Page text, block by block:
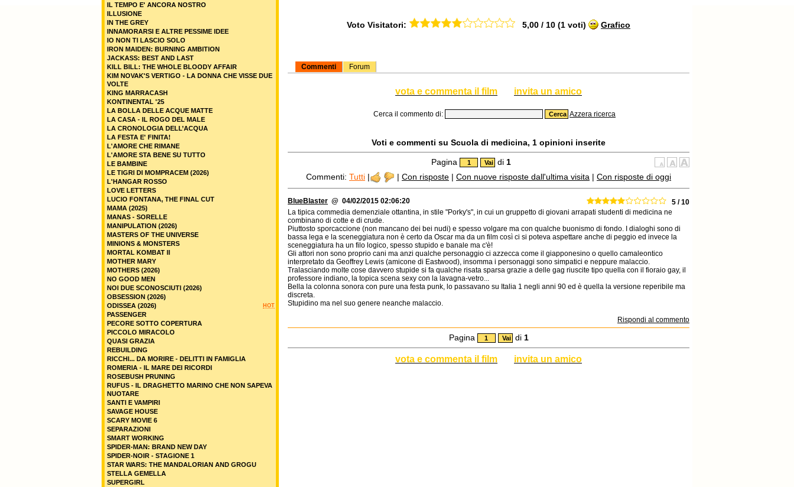
Voto Visitatori: 5,00 / 10 (1 voti) Grafico
Commenti Forum
vota e commenta il film invita un amico
Cerca il commento di: Azzera ricerca
Voti e commenti su Scuola di medicina, 1 opinioni inserite
Pagina di 1
Commenti: Tutti | | Con risposte | Con nuove risposte dall'ultima visita | Con risposte di oggi
BlueBlaster @ 04/02/2015 02:06:20
5 / 10
La tipica commedia demenziale ottantina, in stile "Porky's", in cui un gruppetto di giovani arrapati studenti di medicina ne
combinano di cotte e di crude.
Piuttosto sporcaccione (non mancano dei bei nudi) e spesso volgare ma con qualche buonismo di fondo. I dialoghi sono di
bassa lega e la sceneggiatura non è certo da Oscar ma da un film così ci si poteva aspettare anche di peggio ed invece la
sceneggiatura ha un filo logico, spesso stupido e banale ma c'è!
Gli attori non sono proprio cani ma anzi qualche personaggio ci azzecca come il giapponesino o quello camaleontico
interpretato da Geoffrey Lewis (amicone di Eastwood), insomma i personaggi sono simpatici e neppure malaccio.
Tralasciando molte cose davvero stupide si fa qualche risata sparsa grazie a delle gag riuscite tipo quella con il fioraio gay, il
professore indiano, la topica scena sexy con la lavagna-vetro...
Bella la colonna sonora con pure una festa punk, lo passavano su Italia 1 negli anni 90 ed è quella la versione reperibile ma
discreta.
Stupidino ma nel suo genere neanche malaccio.
Rispondi al commento
Pagina di 1
vota e commenta il film invita un amico
IL TEMPO E' ANCORA NOSTRO
ILLUSIONE
IN THE GREY
INNAMORARSI E ALTRE PESSIME IDEE
IO NON TI LASCIO SOLO
IRON MAIDEN: BURNING AMBITION
JACKASS: BEST AND LAST
KILL BILL: THE WHOLE BLOODY AFFAIR
KIM NOVAK'S VERTIGO - LA DONNA CHE VISSE DUE
VOLTE
KING MARRACASH
KONTINENTAL '25
LA BOLLA DELLE ACQUE MATTE
LA CASA - IL ROGO DEL MALE
LA CRONOLOGIA DELL’ACQUA
LA FESTA E' FINITA!
L'AMORE CHE RIMANE
L'AMORE STA BENE SU TUTTO
LE BAMBINE
LE TIGRI DI MOMPRACEM (2026)
L'HANGAR ROSSO
LOVE LETTERS
LUCIO FONTANA, THE FINAL CUT
MAMA (2025)
MANAS - SORELLE
MANIPULATION (2026)
MASTERS OF THE UNIVERSE
MINIONS & MONSTERS
MORTAL KOMBAT II
MOTHER MARY
MOTHERS (2026)
NO GOOD MEN
NOI DUE SCONOSCIUTI (2026)
OBSESSION (2026)
HOT
ODISSEA (2026)
PASSENGER
PECORE SOTTO COPERTURA
PICCOLO MIRACOLO
QUASI GRAZIA
REBUILDING
RICCHI... DA MORIRE - DELITTI IN FAMIGLIA
ROMERIA - IL MARE DEI RICORDI
ROSEBUSH PRUNING
RUFUS - IL DRAGHETTO MARINO CHE NON SAPEVA
NUOTARE
SANTI E VAMPIRI
SAVAGE HOUSE
SCARY MOVIE 6
SEPARAZIONI
SMART WORKING
SPIDER-MAN: BRAND NEW DAY
SPIDER-NOIR - STAGIONE 1
STAR WARS: THE MANDALORIAN AND GROGU
STELLA GEMELLA
SUPERGIRL